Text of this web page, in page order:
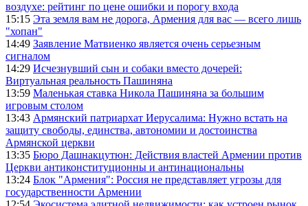
воздухе: рейтинг по цене ошибки и порогу входа
15:15 Эта земля вам не дорога, Армения для вас — всего лишь
"хопан"
14:49 Заявление Матвиенко является очень серьезным
сигналом
14:29 Исчезнувший сын и собаки вместо дочерей:
Виртуальная реальность Пашиняна
13:59 Маленькая ставка Никола Пашиняна за большим
игровым столом
13:43 Армянский патриархат Иерусалима: Нужно встать на
защиту свободы, единства, автономии и достоинства
Армянской церкви
13:35 Бюро Дашнакцутюн: Действия властей Армении против
Церкви антиконституционны и антинациональны
13:24 Блок "Армения": Россия не представляет угрозы для
государственности Армении